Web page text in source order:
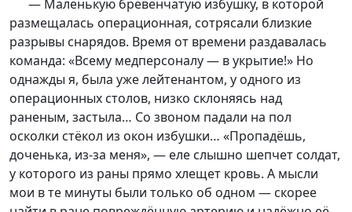
— Маленькую бревенчатую избушку, в которой
размещалась операционная, сотрясали близкие
разрывы снарядов. Время от времени раздавалась
команда: «Всему медперсоналу — в укрытие!» Но
однажды я, была уже лейтенантом, у одного из
операционных столов, низко склоняясь над
раненым, застыла… Со звоном падали на пол
осколки стёкол из окон избушки… «Пропадёшь,
доченька, из-за меня», — еле слышно шепчет солдат,
у которого из раны прямо хлещет кровь. А мысли
мои в те минуты были только об одном — скорее